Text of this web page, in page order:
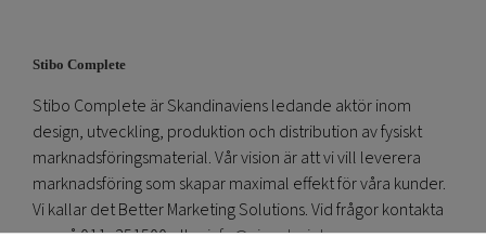
Stibo Complete
Stibo Complete är Skandinaviens ledande aktör inom
design, utveckling, produktion och distribution av fysiskt
marknadsföringsmaterial. Vår vision är att vi vill leverera
marknadsföring som skapar maximal effekt för våra kunder.
Vi kallar det Better Marketing Solutions. Vid frågor kontakta
oss på 011- 251500 ellerinfo@gigantprint.se